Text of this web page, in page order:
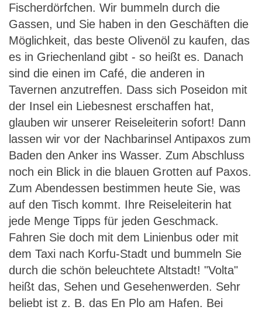
Fischerdörfchen. Wir bummeln durch die
Gassen, und Sie haben in den Geschäften die
Möglichkeit, das beste Olivenöl zu kaufen, das
es in Griechenland gibt - so heißt es. Danach
sind die einen im Café, die anderen in
Tavernen anzutreffen. Dass sich Poseidon mit
der Insel ein Liebesnest erschaffen hat,
glauben wir unserer Reiseleiterin sofort! Dann
lassen wir vor der Nachbarinsel Antipaxos zum
Baden den Anker ins Wasser. Zum Abschluss
noch ein Blick in die blauen Grotten auf Paxos.
Zum Abendessen bestimmen heute Sie, was
auf den Tisch kommt. Ihre Reiseleiterin hat
jede Menge Tipps für jeden Geschmack.
Fahren Sie doch mit dem Linienbus oder mit
dem Taxi nach Korfu-Stadt und bummeln Sie
durch die schön beleuchtete Altstadt! "Volta"
heißt das, Sehen und Gesehenwerden. Sehr
beliebt ist z. B. das En Plo am Hafen. Bei